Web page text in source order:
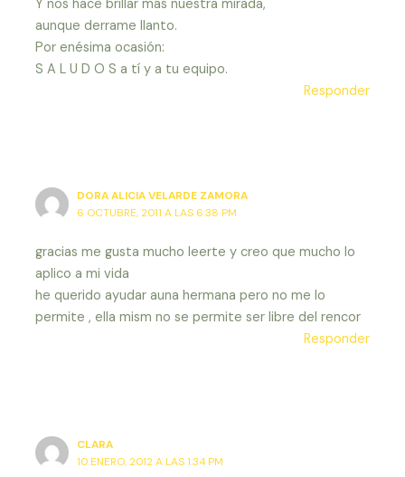
Y nos hace brillar más nuestra mirada,
aunque derrame llanto.
Por enésima ocasión:
S A L U D O S a tí y a tu equipo.
Responder
DORA ALICIA VELARDE ZAMORA
6 OCTUBRE, 2011 A LAS 6:38 PM
gracias me gusta mucho leerte y creo que mucho lo
aplico a mi vida
he querido ayudar auna hermana pero no me lo
permite , ella mism no se permite ser libre del rencor
Responder
CLARA
10 ENERO, 2012 A LAS 1:34 PM